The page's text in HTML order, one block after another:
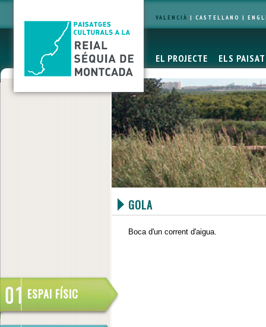
VALENCIÀ | CASTELLANO |
EL PROJECTE ELS
ESPAI FÍSIC
GOLA
Boca d'un corrent d'aigua.